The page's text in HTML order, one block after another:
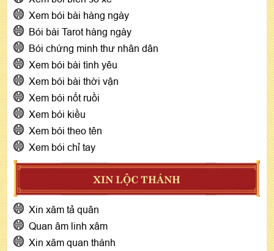
Xem bói bài hàng ngày
Bói bài Tarot hàng ngày
Bói chứng minh thư nhân dân
Xem bói bài tình yêu
Xem bói bài thời vận
Xem bói nốt ruồi
Xem bói kiều
Xem bói theo tên
Xem bói chỉ tay
XIN LỘC THÁNH
Xin xăm tả quân
Quan âm linh xâm
Xin xăm quan thánh